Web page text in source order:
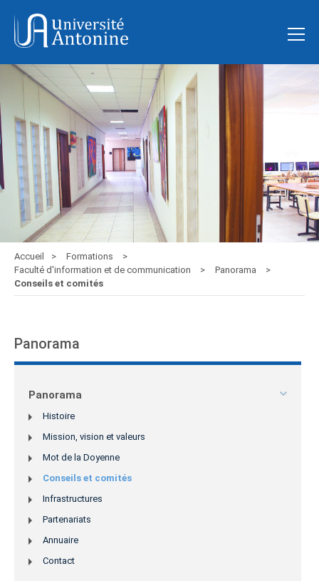
Accueil
Formations
Faculté d'information et de communication
Panorama
Conseils et comités
Panorama
Panorama
Histoire
Mission, vision et valeurs
Mot de la Doyenne
Conseils et comités
Infrastructures
Partenariats
Annuaire
Contact